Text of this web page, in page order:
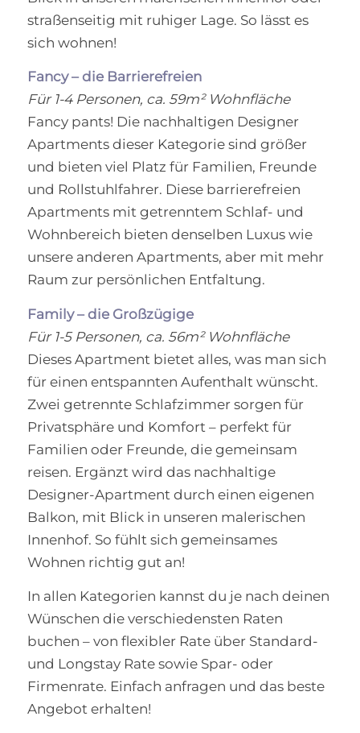
straßenseitig mit ruhiger Lage. So lässt es
sich wohnen!
Fancy – die Barrierefreien
Für 1-4 Personen, ca. 59m² Wohnfläche
Fancy pants! Die nachhaltigen Designer
Apartments dieser Kategorie sind größer
und bieten viel Platz für Familien, Freunde
und Rollstuhlfahrer. Diese barrierefreien
Apartments mit getrenntem Schlaf- und
Wohnbereich bieten denselben Luxus wie
unsere anderen Apartments, aber mit mehr
Raum zur persönlichen Entfaltung.
Family – die Großzügige
Für 1-5 Personen, ca. 56m² Wohnfläche
Dieses Apartment bietet alles, was man sich
für einen entspannten Aufenthalt wünscht.
Zwei getrennte Schlafzimmer sorgen für
Privatsphäre und Komfort – perfekt für
Familien oder Freunde, die gemeinsam
reisen. Ergänzt wird das nachhaltige
Designer-Apartment durch einen eigenen
Balkon, mit Blick in unseren malerischen
Innenhof. So fühlt sich gemeinsames
Wohnen richtig gut an!
In allen Kategorien kannst du je nach deinen
Wünschen die verschiedensten Raten
buchen – von flexibler Rate über Standard-
und Longstay Rate sowie Spar- oder
Firmenrate. Einfach anfragen und das beste
Angebot erhalten!